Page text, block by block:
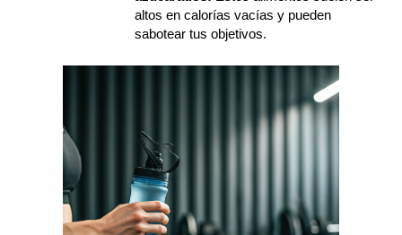
altos en calorías vacías y pueden
sabotear tus objetivos.